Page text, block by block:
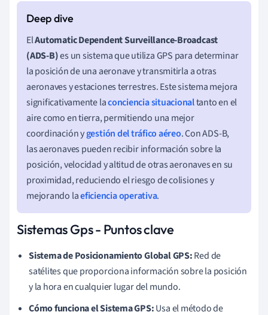
ElAutomatic Dependent Surveillance-Broadcast
(ADS-B)es un sistema que utiliza GPS para determinar
la posición de una aeronave y transmitirla a otras
aeronaves y estaciones terrestres. Este sistema mejora
significativamente laconciencia situacionaltanto en el
aire como en tierra, permitiendo una mejor
coordinación ygestión del tráfico aéreo. Con ADS-B,
las aeronaves pueden recibir información sobre la
posición, velocidad y altitud de otras aeronaves en su
proximidad, reduciendo el riesgo de colisiones y
mejorando laeficiencia operativa.
Sistemas Gps - Puntos clave
Sistema de Posicionamiento Global GPS:Red de
satélites que proporciona información sobre la posición
y la hora en cualquier lugar del mundo.
Cómo funciona el Sistema GPS:Usa el método de